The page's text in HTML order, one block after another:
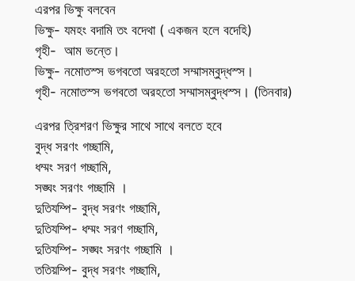
এরপর ভিক্ষু বলবেন
ভিক্ষু- যমহং বদামি তং বদেথা ( একজন হলে বদেহি)
গৃহী- আম ভন্তে।
ভিক্ষু- নমোতস্স ভগবতো অরহতো সম্মাসম্বুদ্ধস্স।
গৃহী- নমোতস্স ভগবতো অরহতো সম্মাসম্বুদ্ধস্স। (তিনবার)
এরপর ত্রিশরণ ভিক্ষুর সাথে সাথে বলতে হবে
বুদ্ধ সরণং গচ্ছামি,
ধম্মং সরণ গচ্ছামি,
সঙ্ঘং সরণং গচ্ছামি ।
দুতিযম্পি- বুদ্ধ সরণং গচ্ছামি,
দুতিযম্পি- ধম্মং সরণ গচ্ছামি,
দুতিযম্পি- সঙ্ঘং সরণং গচ্ছামি ।
ততিয়ম্পি- বুদ্ধ সরণং গচ্ছামি,